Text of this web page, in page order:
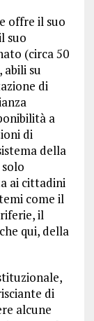
offre il suo
suo
(circa 50
abili su
di
a
di
della
ai cittadini
come il
il
qui, della
di
alcune